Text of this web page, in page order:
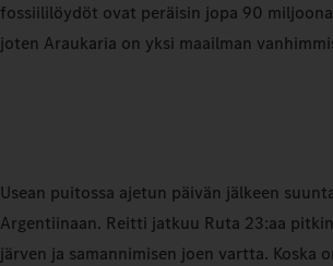
fossiililöydöt ovat peräisin jopa 90
joten Araukaria on yksi maailman
Usean puitossa ajetun päivän jälkeen
Argentiinaan. Reitti jatkuu Ruta 23:aa
järven ja samannimisen joen vartta. Koska